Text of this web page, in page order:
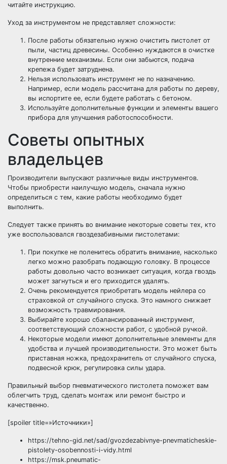
читайте инструкцию.
Уход за инструментом не представляет сложности:
После работы обязательно нужно очистить пистолет от
пыли, частиц древесины. Особенно нуждаются в очистке
внутренние механизмы. Если они забьются, подача
крепежа будет затруднена.
Нельзя использовать инструмент не по назначению.
Например, если модель рассчитана для работы по дереву,
вы испортите ее, если будете работать с бетоном.
Используйте дополнительные функции и элементы вашего
прибора для улучшения работоспособности.
Советы опытных
владельцев
Производители выпускают различные виды инструментов.
Чтобы приобрести наилучшую модель, сначала нужно
определиться с тем, какие работы необходимо будет
выполнить.
Следует также принять во внимание некоторые советы тех, кто
уже воспользовался гвоздезабивными пистолетами:
При покупке не поленитесь обратить внимание, насколько
легко можно разобрать подающую головку. В процессе
работы довольно часто возникает ситуация, когда гвоздь
может загнуться и его приходится удалять.
Очень рекомендуется приобретать модель нейлера со
страховкой от случайного спуска. Это намного снижает
возможность травмирования.
Выбирайте хорошо сбалансированный инструмент,
соответствующий сложности работ, с удобной ручкой.
Некоторые модели имеют дополнительные элементы для
удобства и лучшей производительности. Это может быть
приставная ножка, предохранитель от случайного спуска,
подвесной крюк, регулировка силы удара.
Правильный выбор пневматического пистолета поможет вам
облегчить труд, сделать монтаж или ремонт быстро и
качественно.
[spoiler title=»Источники»]
https://tehno-gid.net/sad/gvozdezabivnye-pnevmaticheskie-
pistolety-osobennosti-i-vidy.html
https://msk.pneumatic-